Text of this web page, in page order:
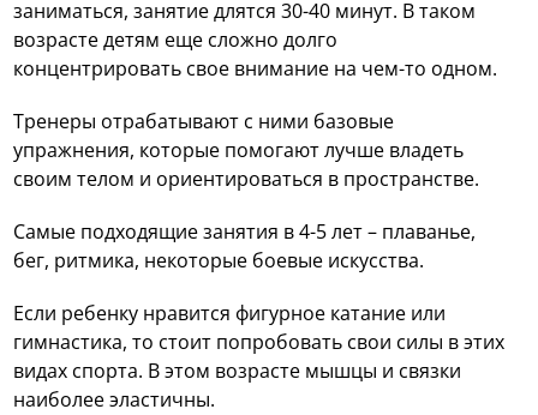
заниматься, занятие длятся 30-40 минут. В таком
возрасте детям еще сложно долго
концентрировать свое внимание на чем-то одном.
Тренеры отрабатывают с ними базовые
упражнения, которые помогают лучше владеть
своим телом и ориентироваться в пространстве.
Самые подходящие занятия в 4-5 лет – плаванье,
бег, ритмика, некоторые боевые искусства.
Если ребенку нравится фигурное катание или
гимнастика, то стоит попробовать свои силы в этих
видах спорта. В этом возрасте мышцы и связки
наиболее эластичны.